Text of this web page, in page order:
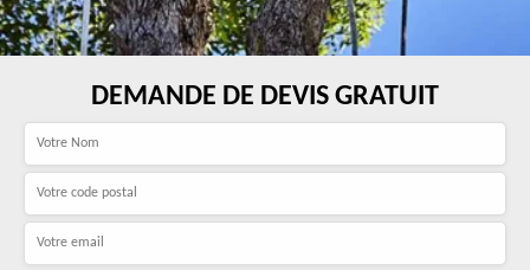
DEMANDE DE DEVIS GRATUIT